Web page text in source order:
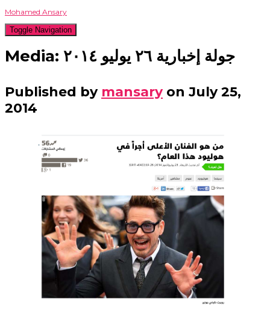
Mohamed Ansary
Toggle Navigation
Media: جولة إخبارية ٢٦ يوليو ٢٠١٤
Published by mansaryon July 25,
2014